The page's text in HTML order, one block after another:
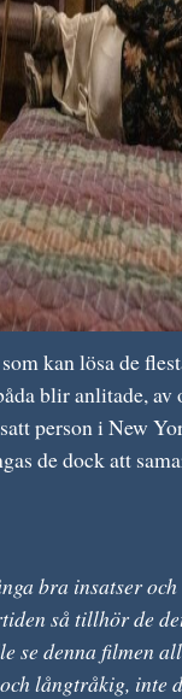
kan lösa de
blir anlitade,
person i New
de dock att
bra insatser
så tillhör de
se denna filmen
långtråkig, inte